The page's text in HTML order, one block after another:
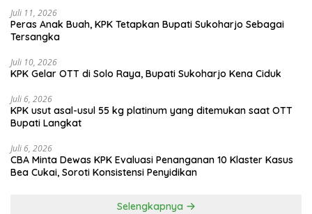
Juli 11, 2026
Peras Anak Buah, KPK Tetapkan Bupati Sukoharjo Sebagai
Tersangka
Juli 10, 2026
KPK Gelar OTT di Solo Raya, Bupati Sukoharjo Kena Ciduk
Juli 6, 2026
KPK usut asal-usul 55 kg platinum yang ditemukan saat OTT
Bupati Langkat
Juli 6, 2026
CBA Minta Dewas KPK Evaluasi Penanganan 10 Klaster Kasus
Bea Cukai, Soroti Konsistensi Penyidikan
Selengkapnya